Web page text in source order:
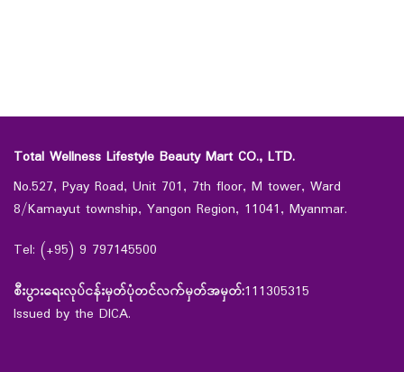
Total Wellness Lifestyle Beauty Mart CO., LTD.
No.527, Pyay Road, Unit 701, 7th floor, M tower, Ward
8/Kamayut township, Yangon Region, 11041, Myanmar.
Tel: (+95) 9 797145500
စီးပွားရေးလုပ်ငန်းမှတ်ပုံတင်လက်မှတ်အမှတ်:111305315
Issued by the DICA.